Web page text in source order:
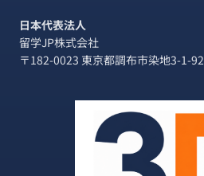
日本代表法人
留学JP株式会社
〒182-0023 東京都調布市染地3-1-92